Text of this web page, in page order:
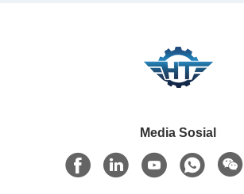
Media Sosial